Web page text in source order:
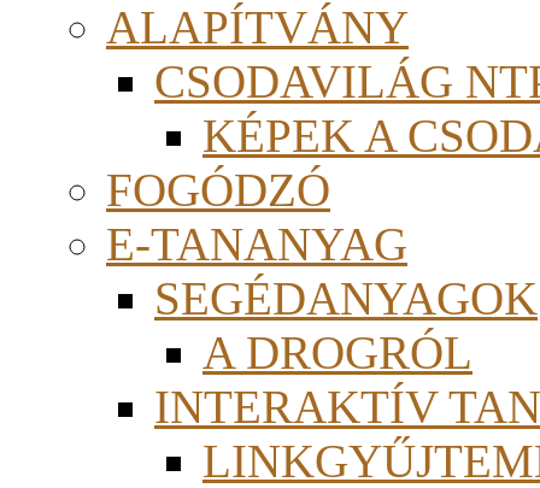
ALAPÍTVÁNY
CSODAVILÁG
KÉPEK A
FOGÓDZÓ
E-TANANYAG
SEGÉDANYAGOK
A DROGRÓL
INTERAKTÍV